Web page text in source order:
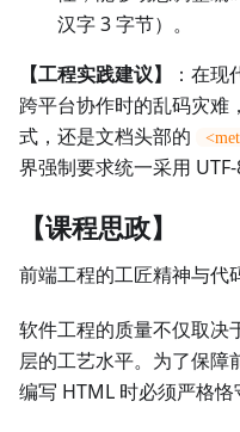
汉字 3 字节）。
【工程实践建议】
：在
跨平台协作时的乱码灾难
式，还是文档头部的
界强制要求统一采用 UTF-
【课程思政】
前端工程的工匠精神与代
软件工程的质量不仅取决
层的工艺水平。为了保障
编写 HTML 时必须严格恪